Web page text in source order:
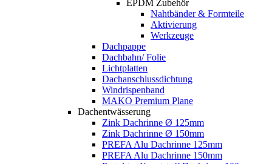
EPDM Zubehör
Nahtbänder & Formteile
Aktivierung
Werkzeuge
Dachpappe
Dachbahn/ Folie
Lichtplatten
Dachanschlussdichtung
Windrispenband
MAKO Premium Plane
Dachentwässerung
Zink Dachrinne Ø 125mm
Zink Dachrinne Ø 150mm
PREFA Alu Dachrinne 125mm
PREFA Alu Dachrinne 150mm